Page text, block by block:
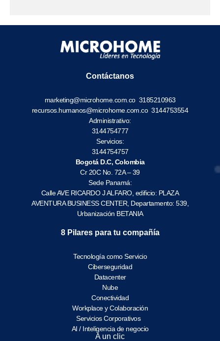
Contáctanos
marketing@microhome.com.co 3185210963
recursos.humanos@microhome.com.co3144753554
Administrativo:
3144754777
Servicios:
3144754757
Bogotá D.C, Colombia
Cr 20C No. 72A – 39
Sede Panamá:
Calle AVE RICARDO J ALFARO, edificio: PLAZA
AVENTURA BUSINESS CENTER, Departamento: 539,
Urbanización BETANIA
8 Pilares para tu compañía
Tecnología como Servicio
Ciberseguridad
Datacenter
Nube
Conectividad
Workplace y Colaboración
Servicios Corporativos
AI / Inteligencia de negocio
A un clic